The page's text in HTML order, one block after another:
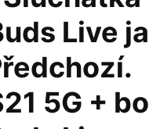
Live
5G +